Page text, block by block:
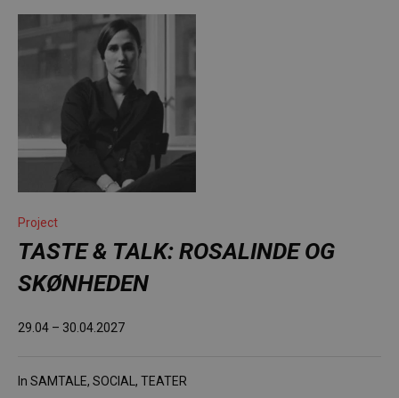
Project
TASTE & TALK: ROSALINDE OG
SKØNHEDEN
29.04 – 30.04.2027
In SAMTALE, SOCIAL, TEATER